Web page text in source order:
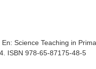
En: Science Teaching in
ISBN 978-65-87175-48-5